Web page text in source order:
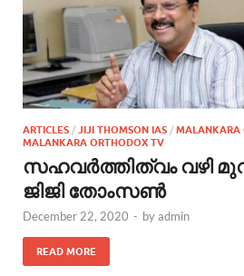
ARTICLES / JIJI THOMSON IAS / MALANKARA
MALANKARA ORTHODOX TV
സഹവര്‍ത്തിത്വം വഴി
ജിജി തോംസണ്‍
December 22, 2020 - byadmin
READ MORE